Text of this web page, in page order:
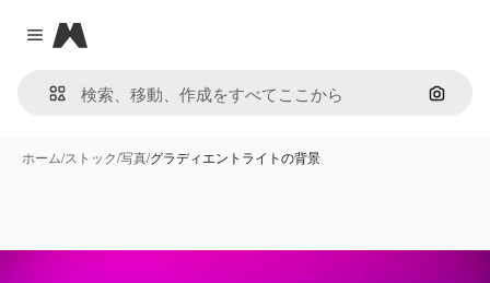
Close menu
Magnific
画像で
ホーム/ストック/写真/グラディエントライトの背景